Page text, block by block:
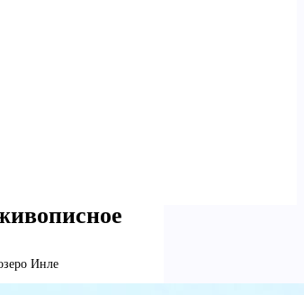
Инле